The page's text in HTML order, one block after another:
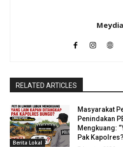
Meydia
RELATED ARTICLES
Berita Lokal
Masyarakat
Penindakan
Mengkuang:
Pak